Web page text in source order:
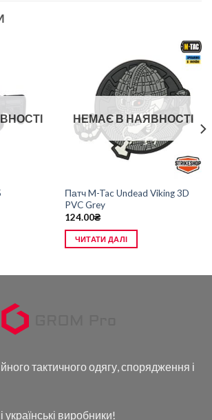
НЕМАЄ В НАЯВНОСТІ
Патч M-Tac Undead Viking 3D
PVC Grey
124.00₴
ЧИТАТИ ДАЛІ
тактичного одягу, спорядження і
українські виробники!